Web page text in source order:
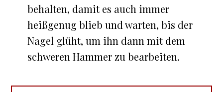
behalten, damit es auch immer
heißgenug blieb und warten, bis der
Nagel glüht, um ihn dann mit dem
schweren Hammer zu bearbeiten.